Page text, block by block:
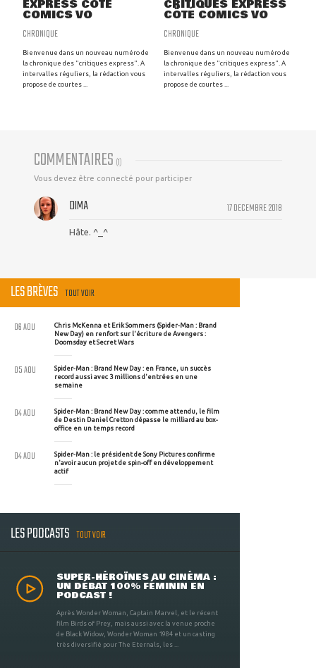
EXPRESS CÔTÉ
COMICS VO
CHRONIQUE
Bienvenue dans un nouveau numéro de
la chronique des "critiques express". A
intervalles réguliers, la rédaction vous
propose de courtes ...
CRITIQUES EXPRESS
CÔTÉ COMICS VO
CHRONIQUE
Bienvenue dans un nouveau numéro de
la chronique des "critiques express". A
intervalles réguliers, la rédaction vous
propose de courtes ...
COMMENTAIRES (1)
Vous devez être connecté pour participer
17 DECEMBRE 2018
DIMA
Hâte. ^_^
LES BRÈVES TOUT VOIR
Chris McKenna et Erik Sommers (Spider-Man : Brand
New Day) en renfort sur l'écriture de Avengers :
Doomsday et Secret Wars
06 AOU
Spider-Man : Brand New Day : en France, un succès
record aussi avec 3 millions d'entrées en une
semaine
05 AOU
Spider-Man : Brand New Day : comme attendu, le film
de Destin Daniel Cretton dépasse le milliard au box-
office en un temps record
04 AOU
Spider-Man : le président de Sony Pictures confirme
n'avoir aucun projet de spin-off en développement
actif
04 AOU
LES PODCASTS TOUT VOIR
SUPER-HÉROÏNES AU CINÉMA :
UN DÉBAT 100% FÉMININ EN
PODCAST !
Après Wonder Woman, Captain Marvel, et le récent
film Birds of Prey, mais aussi avec la venue proche
de Black Widow, Wonder Woman 1984 et un casting
très diversifié pour The Eternals, les ...